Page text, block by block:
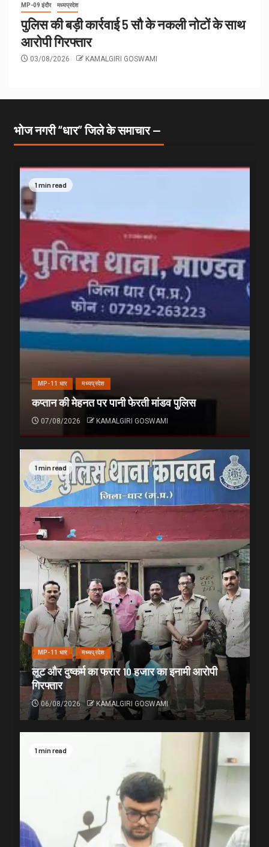
MP-09 इंदौर मध्यप्रदेश
पुलिस की बड़ी कार्रवाई 5 सौ के नकली नोटों के साथ
आरोपी गिरफ्तार
03/08/2026 KAMALGIRI GOSWAMI
भोज नगरी “धार” जिले के समाचार —
1 min read
MP-11 धार मध्यप्रदेश
कप्तान की मेहनत पर पानी फेरती मांडव पुलिस
07/08/2026 KAMALGIRI GOSWAMI
1 min read
MP-11 धार मध्यप्रदेश
लूट और दुष्कर्म का फरार 10 हजार का इनामी आरोपी
गिरफ्तार
06/08/2026 KAMALGIRI GOSWAMI
1 min read